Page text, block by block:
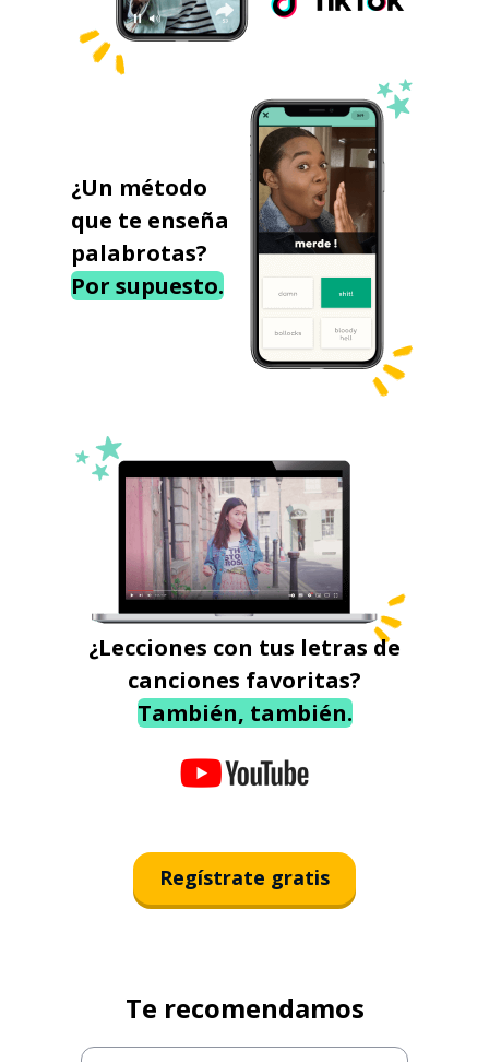
¿Un método
que te enseña
palabrotas?
Por supuesto.
¿Lecciones con tus letras de
canciones favoritas?
También, también.
Regístrate gratis
Te recomendamos